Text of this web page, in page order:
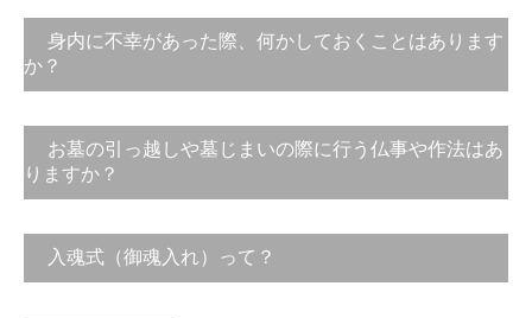
身内に不幸があった際、何かしておくことはあります
か？
すでにお墓がある場合は、位牌の注文と、お墓の戒名碑
(法名碑)または棹石への彫刻の手配を四十九日法要に間に
合うように行いましょう。お参りがしやすいように、お墓
せて行います。ご法要当日、納骨のお手伝いもさせていた
だきますので、お気軽にご相談
お墓の引っ越しや墓じまいの際に行う仏事や作法はあ
りますか？
お墓にはご先祖様の肉体の魂が宿っていると言われていま
すので、お墓のお引っ越しや墓じまいのためにお墓の工事
入魂式（御魂入れ）って？